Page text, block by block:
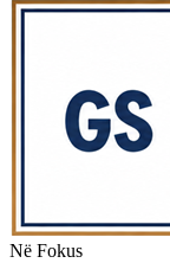
Në Fokus